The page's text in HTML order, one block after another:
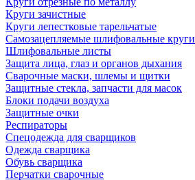
Круги зачистные
Круги лепестковые тарельчатые
Самозацепляемые шлифовальные круги
Шлифовальные листы
Защита лица, глаз и органов дыхания
Сварочные маски, шлемы и щитки
Защитные стекла, запчасти для масок
Блоки подачи воздуха
Защитные очки
Респираторы
Спецодежда для сварщиков
Одежда сварщика
Обувь сварщика
Перчатки сварочные